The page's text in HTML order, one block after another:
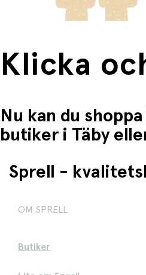
Klicka
Nu kan du
butiker i Täby
Sprell -
OM SPRELL
Butiker